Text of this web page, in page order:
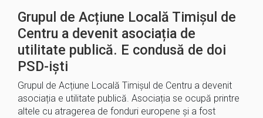
Grupul de Acțiune Locală Timișul de
Centru a devenit asociația de
utilitate publică. E condusă de doi
PSD-iști
Grupul de Acțiune Locală Timișul de Centru a devenit
asociația e utilitate publică. Asociația se ocupă printre
altele cu atragerea de fonduri europene și a fost